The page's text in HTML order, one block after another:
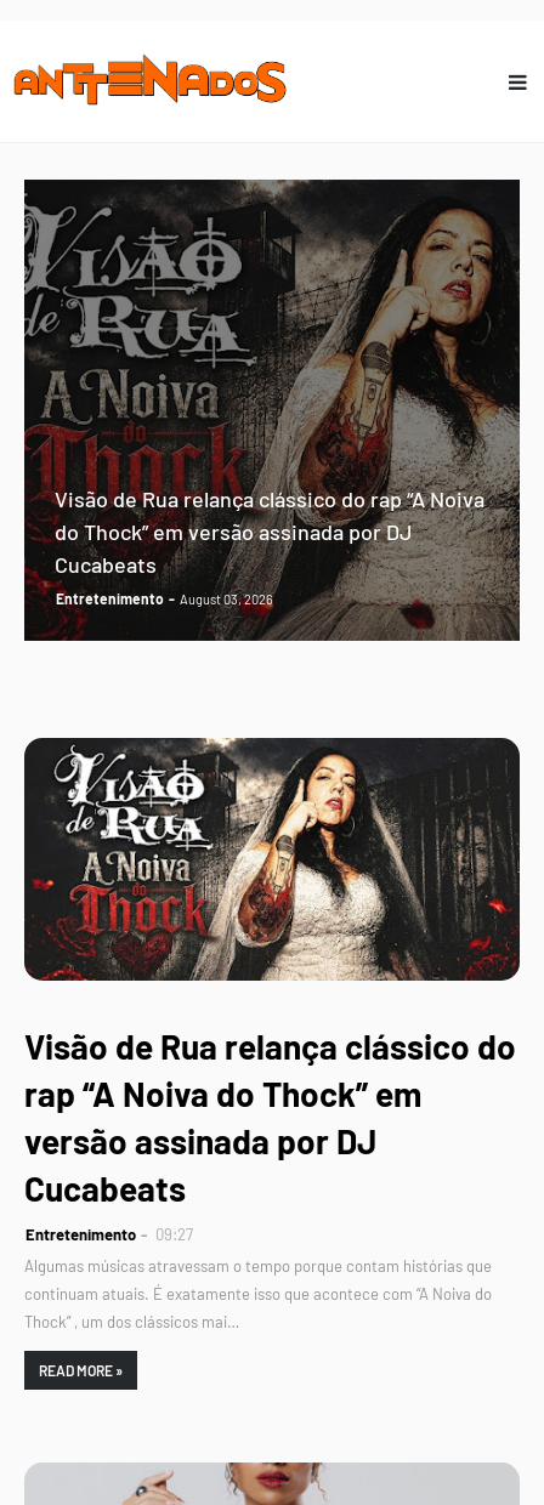
Visão de Rua relança clássico do rap “A Noiva
do Thock” em versão assinada por DJ
Cucabeats
Entretenimento August 03, 2026
Visão de Rua relança clássico do
rap “A Noiva do Thock” em
versão assinada por DJ
Cucabeats
Entretenimento
09:27
Algumas músicas atravessam o tempo porque contam histórias que
continuam atuais. É exatamente isso que acontece com “A Noiva do
Thock” , um dos clássicos mai…
READ MORE »